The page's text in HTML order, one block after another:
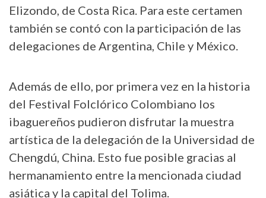
Elizondo, de Costa Rica. Para este certamen
también se contó con la participación de las
delegaciones de Argentina, Chile y México.
Además de ello, por primera vez en la historia
del Festival Folclórico Colombiano los
ibaguereños pudieron disfrutar la muestra
artística de la delegación de la Universidad de
Chengdú, China. Esto fue posible gracias al
hermanamiento entre la mencionada ciudad
asiática y la capital del Tolima.